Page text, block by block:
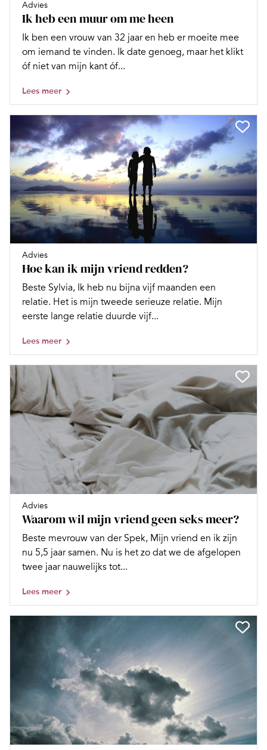
Advies
Ik heb een muur om me heen
Ik ben een vrouw van 32 jaar en heb er moeite mee
om iemand te vinden. Ik date genoeg, maar het klikt
óf niet van mijn kant óf...
Lees meer
Advies
Hoe kan ik mijn vriend redden?
Beste Sylvia, Ik heb nu bijna vijf maanden een
relatie. Het is mijn tweede serieuze relatie. Mijn
eerste lange relatie duurde vijf...
Lees meer
Advies
Waarom wil mijn vriend geen seks meer?
Beste mevrouw van der Spek, Mijn vriend en ik zijn
nu 5,5 jaar samen. Nu is het zo dat we de afgelopen
twee jaar nauwelijks tot...
Lees meer